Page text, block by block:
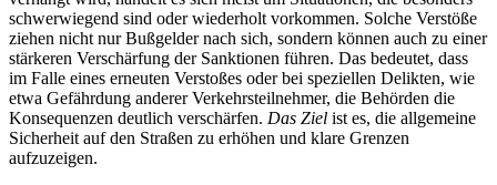
schwerwiegend sind oder wiederholt vorkommen. Solche Verstöße
ziehen nicht nur Bußgelder nach sich, sondern können auch zu einer
stärkeren Verschärfung der Sanktionen führen. Das bedeutet, dass
im Falle eines erneuten Verstoßes oder bei speziellen Delikten, wie
etwa Gefährdung anderer Verkehrsteilnehmer, die Behörden die
Konsequenzen deutlich verschärfen. Das Ziel ist es, die allgemeine
Sicherheit auf den Straßen zu erhöhen und klare Grenzen
aufzuzeigen.